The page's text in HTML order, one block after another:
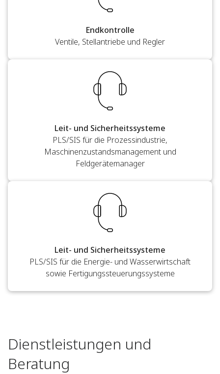
Endkontrolle
Ventile, Stellantriebe und Regler
Leit- und Sicherheitssysteme
PLS/SIS für die Prozessindustrie,
Maschinenzustandsmanagement und
Feldgerätemanager
Leit- und Sicherheitssysteme
PLS/SIS für die Energie- und Wasserwirtschaft
sowie Fertigungssteuerungssysteme
Dienstleistungen und
Beratung